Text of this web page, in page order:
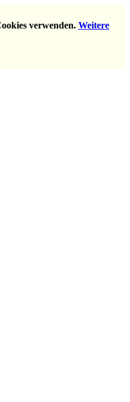
verwenden. Weitere